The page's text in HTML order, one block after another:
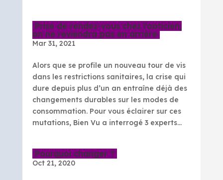
Prise de rendez-vous chez l’opticien,
on ne reviendra pas en arrière
Mar 31, 2021
Alors que se profile un nouveau tour de vis
dans les restrictions sanitaires, la crise qui
dure depuis plus d’un an entraîne déjà des
changements durables sur les modes de
consommation. Pour vous éclairer sur ces
mutations, Bien Vu a interrogé 3 experts...
Pourquoi changer ?
Oct 21, 2020